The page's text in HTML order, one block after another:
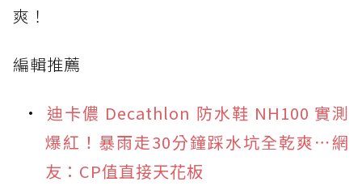
爽！
編輯推薦
迪卡儂 Decathlon 防水鞋 NH100 實測
爆紅！暴雨走30分鐘踩水坑全乾爽⋯網
友：CP值直接天花板